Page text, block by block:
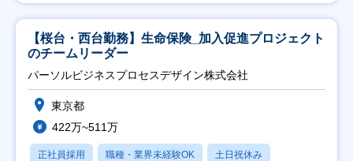
【桜台・西台勤務】生命保険_加入促進プロジェクト
のチームリーダー
パーソルビジネスプロセスデザイン株式会社
東京都
422万~511万
正社員採用 職種・業界未経験OK 土日祝休み